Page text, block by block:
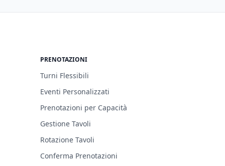
PRENOTAZIONI
Turni Flessibili
Eventi Personalizzati
Prenotazioni per Capacità
Gestione Tavoli
Rotazione Tavoli
Conferma Prenotazioni